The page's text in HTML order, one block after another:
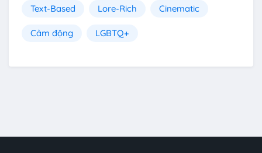
Text-Based Lore-Rich Cinematic
Cảm động LGBTQ+